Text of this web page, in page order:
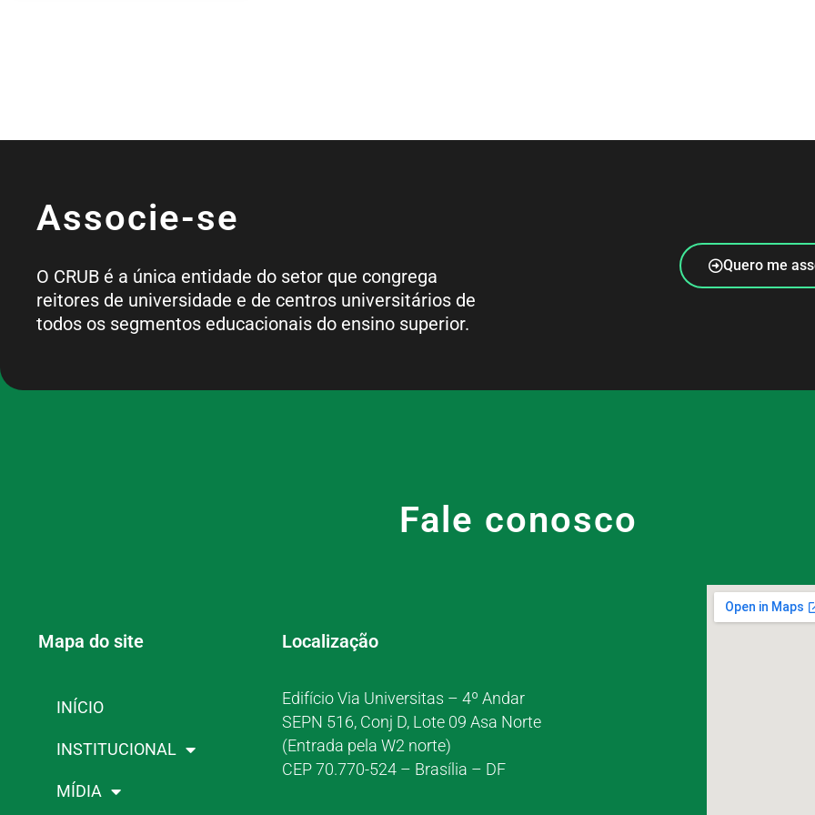
Associe-se
O CRUB é a única entidade do setor que congrega
reitores de universidade e de centros universitários de
todos os segmentos educacionais do ensino superior.
Quero me
Fale conosco
Mapa do site
INÍCIO
INSTITUCIONAL
MÍDIA
Localização
Edifício Via Universitas – 4º Andar
SEPN 516, Conj D, Lote 09 Asa Norte
(Entrada pela W2 norte)
CEP 70.770-524 – Brasília – DF